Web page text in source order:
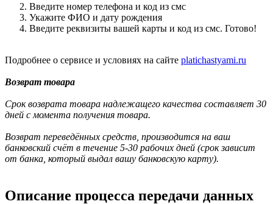
Введите номер телефона и код из смс
Укажите ФИО и дату рождения
Введите реквизиты вашей карты и код из смс. Готово!
Подробнее о сервисе и условиях на сайте platichastyami.ru
Возврат товара
Срок возврата товара надлежащего качества составляет 30
дней с момента получения товара.
Возврат переведённых средств, производится на ваш
банковский счёт в течение 5-30 рабочих дней (срок зависит
от банка, который выдал вашу банковскую карту).
Описание процесса передачи данных